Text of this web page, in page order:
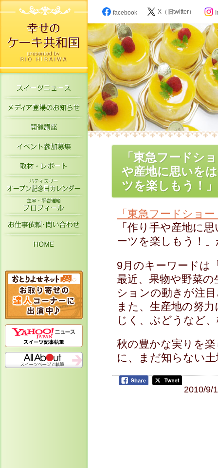
スイーツニュース
メディア登場のお知らせ
開催講座
イベント参加募集
取材・レポート
パティスリーオープン記念日カレン
お仕事依頼・お問い合わせ
facebook X（旧twitter）
「東急フードシ
や産地に思いを
ツを楽しもう！
「東急フードショ
「作り手や産地に
ーツを楽しもう！
9月のキーワードは
最近、果物や野菜
ションの動きが注
また、生産地の努
じく、ぶどうなど
秋の豊かな実りを
に、まだ知らない
2010/9/